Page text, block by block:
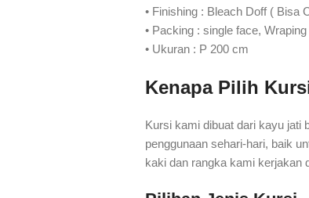
• Finishing : Bleach Doff ( Bisa
• Packing : single face,
• Ukuran : P 200 cm
Kenapa Pilih
Kursi kami dibuat dari kayu jati
penggunaan sehari-hari, baik
kaki dan rangka kami kerjakan